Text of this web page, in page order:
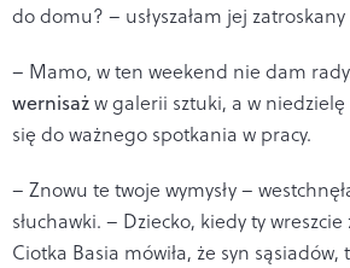
do domu? – usłyszałam jej zatroskany
– Mamo, w ten weekend nie dam
wernisażw galerii sztuki, a w
się do ważnego spotkania w pracy.
– Znowu te twoje wymysły –
słuchawki. – Dziecko, kiedy ty
Ciotka Basia mówiła, że syn sąsiadów,